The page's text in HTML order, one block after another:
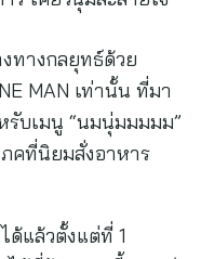
ทางกลยุทธ์ด้วย
MAN เท่านั้น ที่มา
บเมนู “นมนุ่มมมมม”
คที่นิยมสั่งอาหาร
ด้แล้วตั้งแต่ที่ 1